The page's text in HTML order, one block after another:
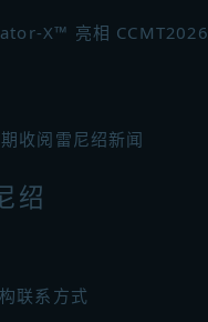
X™ 亮相 CCMT2026
收阅雷尼绍新闻
绍
联系方式